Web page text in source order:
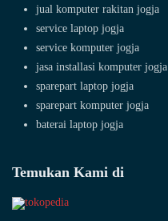
jual komputer rakitan jogja
service laptop jogja
service komputer jogja
jasa installasi komputer jogja
sparepart laptop jogja
sparepart komputer jogja
baterai laptop jogja
Temukan Kami di